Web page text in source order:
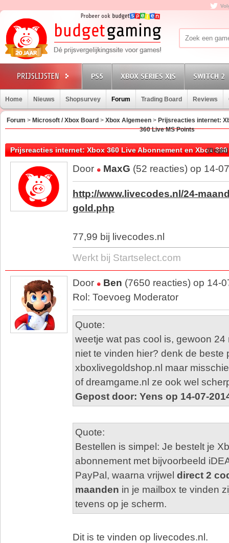
PS5 XBOX SERIES X|S SWITCH 2
Home Nieuws Shopsurvey Forum Trading Board Reviews
Forum > Microsoft / Xbox Board > Xbox Algemeen > Prijsreacties internet:
360 Live MS Points
Prijsreacties internet: Xbox 360 Live Abonnement en Xbox 360
[Begin]
Door MaxG (52 reacties) op 14-
http://www.livecodes.nl/24-
gold.php
77,99 bij livecodes.nl
Werkt bij Startselect.com
Door Ben (7650 reacties) op 14-
Rol: Toevoeg Moderator
Quote:
weetje wat pas cool is, gewoon
niet te vinden hier? denk de beste
xboxlivegoldshop.nl maar
of dreamgame.nl ze ook wel
Gepost door: Yens op 14-07-
Quote:
Bestellen is simpel: Je bestelt je
abonnement met bijvoorbeeld
PayPal, waarna vrijwel direct 2
maanden in je mailbox te vinden
tevens op je scherm.
Dit is te vinden op livecodes.nl.